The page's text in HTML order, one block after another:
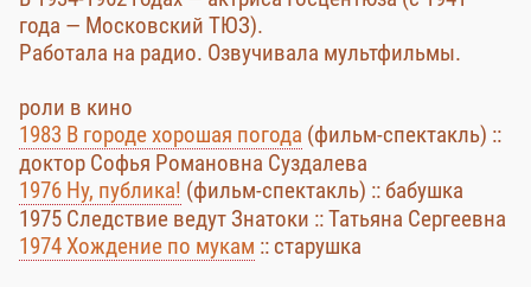
года — Московский ТЮЗ).
Работала на радио. Озвучивала мультфильмы.
роли в кино
1983 В городе хорошая погода (фильм-спектакль) ::
доктор Софья Романовна Суздалева
1976 Ну, публика! (фильм-спектакль) :: бабушка
1975 Следствие ведут Знатоки :: Татьяна Сергеевна
1974 Хождение по мукам :: старушка